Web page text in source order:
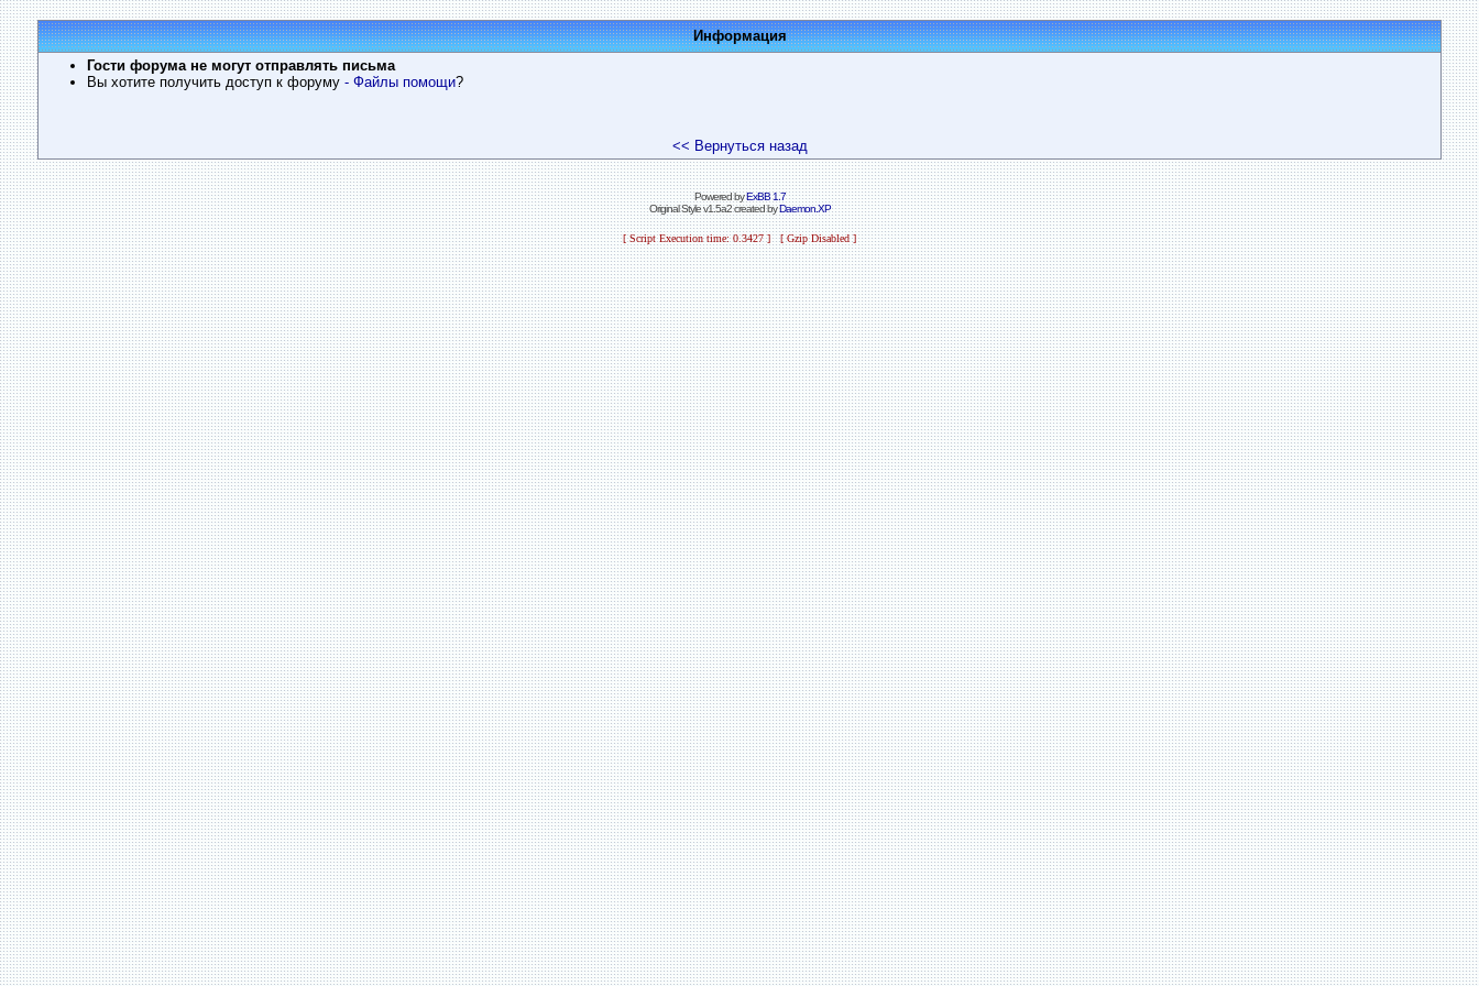
Информация
Гости форума не могут отправлять письма
Вы хотите получить доступ к форуму - Файлы помощи?
<< Вернуться назад
Powered byExBB 1.7
Original Style v1.5a2 created byDaemon.XP
[ Script Execution time: 0.3427 ] [ Gzip Disabled ]